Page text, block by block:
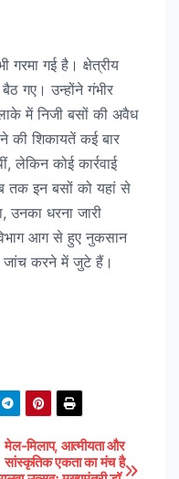
गरमा गई है। क्षेत्रीय
बैठ गए। उन्होंने गंभीर
में निजी बसों की अवैध
की शिकायतें कई बार
लेकिन कोई कार्रवाई
तक इन बसों को यहां से
उनका धरना जारी
आग से हुए नुकसान
करने में जुटे हैं।
मेल-मिलाप, आत्मीयता और
सांस्कृतिक एकता का मंच है